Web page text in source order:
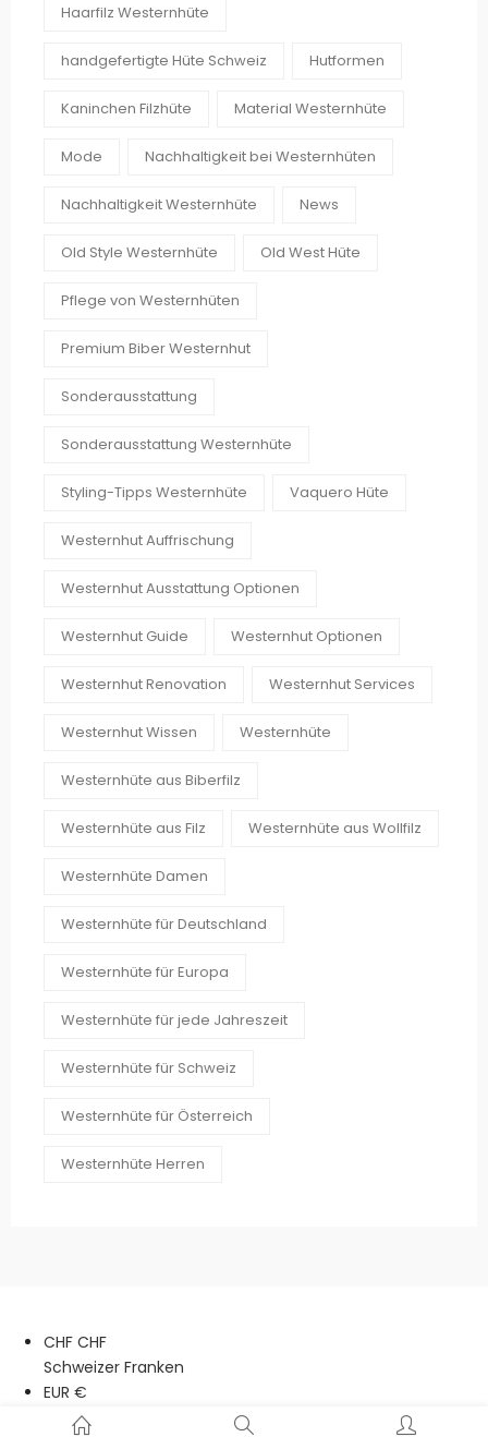
Haarfilz Westernhüte
handgefertigte Hüte Schweiz Hutformen
Kaninchen Filzhüte Material Westernhüte
Mode Nachhaltigkeit bei Westernhüten
Nachhaltigkeit Westernhüte News
Old Style Westernhüte Old West Hüte
Pflege von Westernhüten
Premium Biber Westernhut
Sonderausstattung
Sonderausstattung Westernhüte
Styling-Tipps Westernhüte Vaquero Hüte
Westernhut Auffrischung
Westernhut Ausstattung Optionen
Westernhut Guide Westernhut Optionen
Westernhut Renovation Westernhut Services
Westernhut Wissen Westernhüte
Westernhüte aus Biberfilz
Westernhüte aus Filz Westernhüte aus Wollfilz
Westernhüte Damen
Westernhüte für Deutschland
Westernhüte für Europa
Westernhüte für jede Jahreszeit
Westernhüte für Schweiz
Westernhüte für Österreich
Westernhüte Herren
CHF CHF
Schweizer Franken
EUR €
Euro